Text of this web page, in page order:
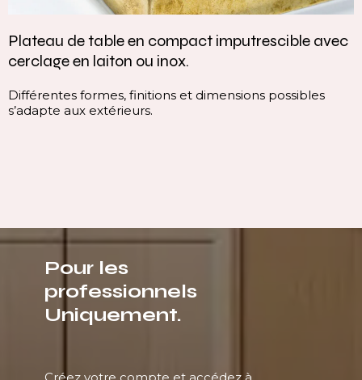
Plateau de table en compact imputrescible avec
cerclage en laiton ou inox.
Différentes formes, finitions et dimensions possibles
s’adapte aux extérieurs.
Pour les
professionnels
Uniquement.